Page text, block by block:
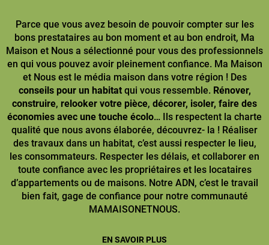
Parce que vous avez besoin de pouvoir compter sur les
bons prestataires au bon moment et au bon endroit, Ma
Maison et Nous a sélectionné pour vous des professionnels
en qui vous pouvez avoir pleinement confiance. Ma Maison
et Nous est le média maison dans votre région ! Des
conseils pour un habitatqui vous ressemble. Rénover,
construire, relooker votre pièce, décorer, isoler, faire des
économies avec une touche écolo… Ils respectent la charte
qualité que nous avons élaborée, découvrez- la ! Réaliser
des travaux dans un habitat, c’est aussi respecter le lieu,
les consommateurs. Respecter les délais, et collaborer en
toute confiance avec les propriétaires et les locataires
d’appartements ou de maisons. Notre ADN, c’est le travail
bien fait, gage de confiance pour notre communauté
MAMAISONETNOUS.
EN SAVOIR PLUS